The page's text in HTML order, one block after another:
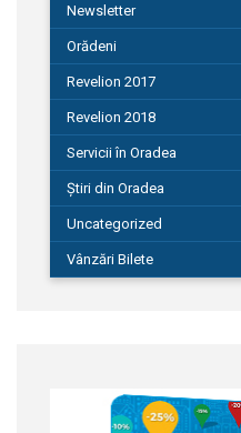
Newsletter
Orădeni
Revelion 2017
Revelion 2018
Servicii în Oradea
Știri din Oradea
Uncategorized
Vânzări Bilete